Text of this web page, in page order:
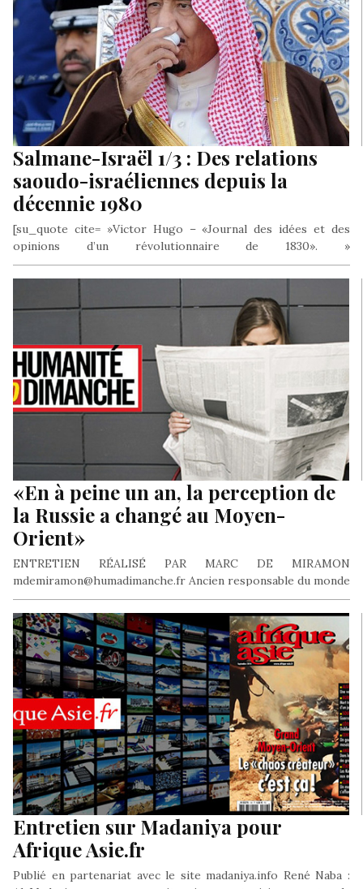
Salmane-Israël 1/3 : Des relations
saoudo-israéliennes depuis la
décennie 1980
[su_quote cite= »Victor Hugo – «Journal des idées et des
opinions d’un révolutionnaire de 1830». »
class= »alignleft »]«Les rois ont le jour, les…
«En à peine un an, la perception de
la Russie a changé au Moyen-
Orient»
ENTRETIEN RÉALISÉ PAR MARC DE MIRAMON
mdemiramon@humadimanche.fr Ancien responsable du monde
arabo-musulman au service diplomatique de l’AFP, René Naba
vient…
Entretien sur Madaniya pour
Afrique Asie.fr
Publié en partenariat avec le site madaniya.info René Naba :